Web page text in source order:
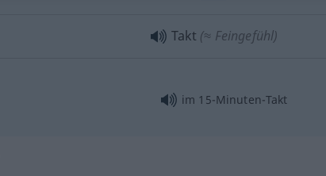
Takt (≈ Feingefühl)
im 15-Minuten-Takt